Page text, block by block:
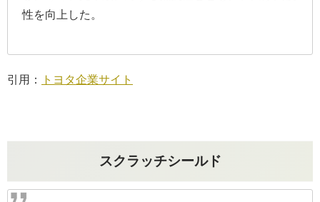
性を向上した。
引用： トヨタ企業サイト
スクラッチシールド